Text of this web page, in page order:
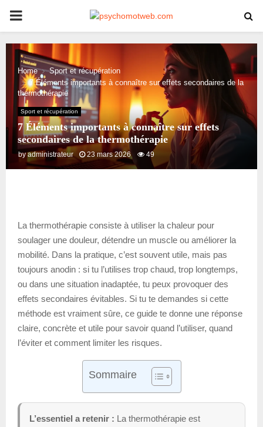
PRIMARY
MENU
Home
Sport et récupération
7 Éléments importants à connaître sur effets secondaires de la
thermothérapie
Sport et récupération
7 Éléments importants à connaître sur effets
secondaires de la thermothérapie
byadministrateur 23 mars 2026 49
La thermothérapie consiste à utiliser la chaleur pour
soulager une douleur, détendre un muscle ou améliorer la
mobilité. Dans la pratique, c’est souvent utile, mais pas
toujours anodin : si tu l’utilises trop chaud, trop longtemps,
ou dans une situation inadaptée, tu peux provoquer des
effets secondaires évitables. Si tu te demandes si cette
méthode est vraiment sûre, ce guide te donne une réponse
claire, concrète et utile pour savoir quand l’utiliser, quand
l’éviter et comment limiter les risques.
Sommaire
L’essentiel a retenir : La thermothérapie est